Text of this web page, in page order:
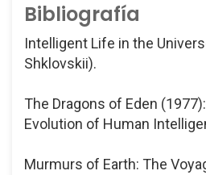
Bibliografía
Intelligent Life in the
Shklovskii).
The Dragons of Eden
Evolution of Human
Murmurs of Earth: The